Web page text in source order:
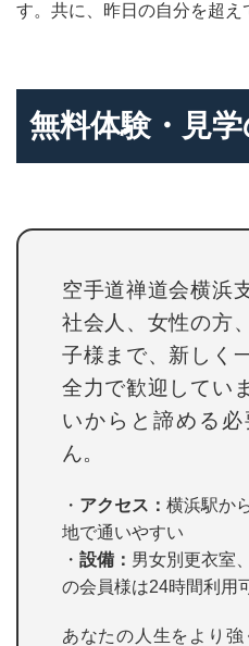
す。共に、昨日の自分を超え
無料体験・見
空手道禅道会横浜
社会人、女性の方
子様まで、新しく
全力で歓迎してい
いからと諦める
ん。
・ アクセス： 横浜駅か
地で通いやすい
・ 設備： 男女別更衣室
の会員様は24時間利用
あなたの人生をより